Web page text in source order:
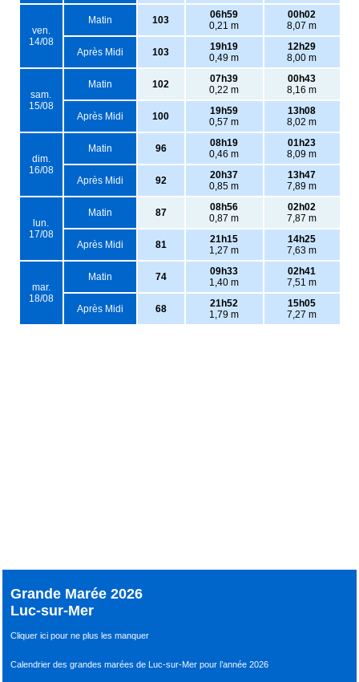
ven.
14/08
Matin 103
06h59
0,21 m
00h02
8,07 m
Après Midi 103
19h19
0,49 m
12h29
8,00 m
sam.
15/08
Matin 102
07h39
0,22 m
00h43
8,16 m
Après Midi 100
19h59
0,57 m
13h08
8,02 m
dim.
16/08
Matin 96
08h19
0,46 m
01h23
8,09 m
Après Midi 92
20h37
0,85 m
13h47
7,89 m
lun.
17/08
Matin 87
08h56
0,87 m
02h02
7,87 m
Après Midi 81
21h15
1,27 m
14h25
7,63 m
mar.
18/08
Matin 74
09h33
1,40 m
02h41
7,51 m
Après Midi 68
21h52
1,79 m
15h05
7,27 m
Grande Marée 2026
Luc-sur-Mer
Cliquer ici pour ne plus les manquer
Calendrier des grandes marées de Luc-sur-Mer pour l’année 2026